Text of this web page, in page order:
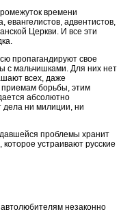
времени
евангелистов, адвентистов,
Церкви. И все эти
пропагандируют свое
с мальчишками. Для них нет
всех, даже
приемам борьбы, этим
абсолютно
дела ни милиции, ни
проблемы хранит
устраивают русские
незаконно